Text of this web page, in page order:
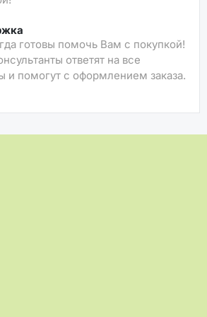
готовы помочь Вам с покупкой!
ответят на все
и помогут с оформлением заказа.